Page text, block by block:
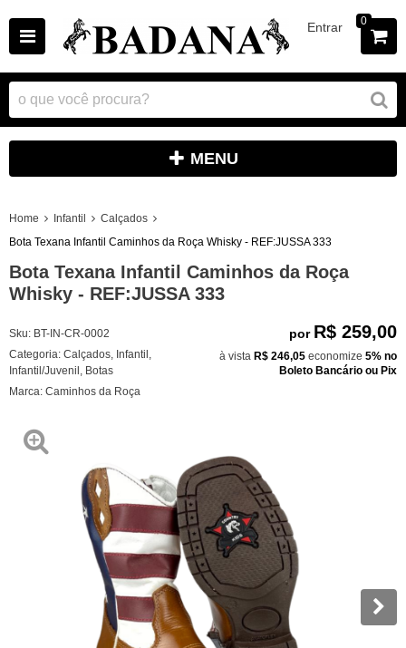
Entrar 0
MENU
Home Infantil
Calçados
Bota Texana Infantil Caminhos da Roça Whisky - REF:JUSSA 333
Bota Texana Infantil Caminhos da Roça
Whisky - REF:JUSSA 333
Sku: BT-IN-CR-0002
Categoria: Calçados Infantil
Infantil/Juvenil Botas
Marca: Caminhos da Roça
por R$ 259,00
à vista R$ 246,05 economize 5% no
Boleto Bancário ou Pix